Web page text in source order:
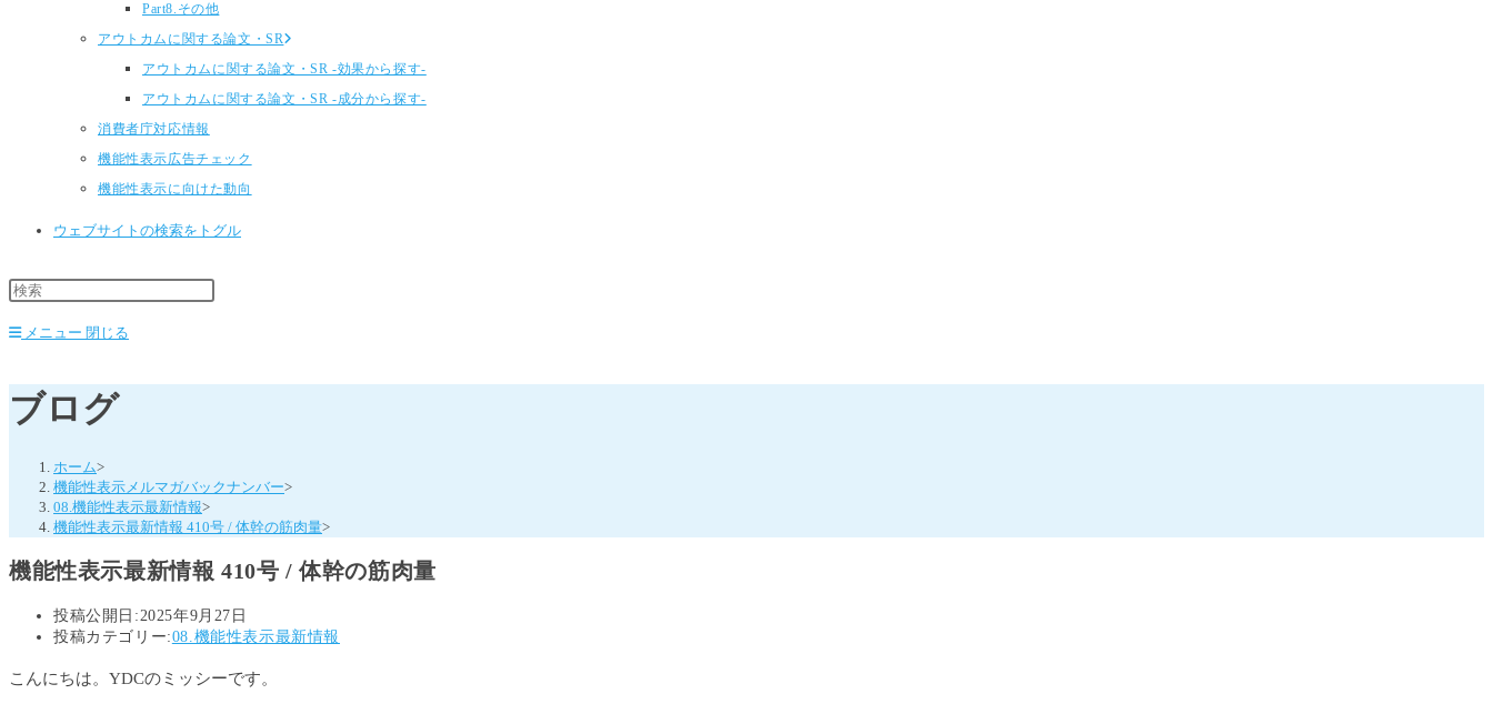
Part8.その他
アウトカムに関する論文・SR
アウトカムに関する論文・SR -効果から探す-
アウトカムに関する論文・SR -成分から探す-
消費者庁対応情報
機能性表示広告チェック
機能性表示に向けた動向
ウェブサイトの検索をトグル
メニュー 閉じる
ブログ
ホーム>
機能性表示メルマガバックナンバー>
08.機能性表示最新情報>
機能性表示最新情報 410号 / 体幹の筋肉量>
機能性表示最新情報 410号 / 体幹の筋肉量
投稿公開日:2025年9月27日
投稿カテゴリー:08.機能性表示最新情報
こんにちは。YDCのミッシーです。